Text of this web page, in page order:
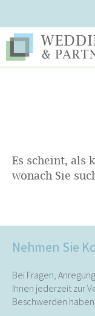
Es scheint, als
wonach Sie
Nehmen Sie
Bei Fragen,
Ihnen jederzeit zur
Beschwerden